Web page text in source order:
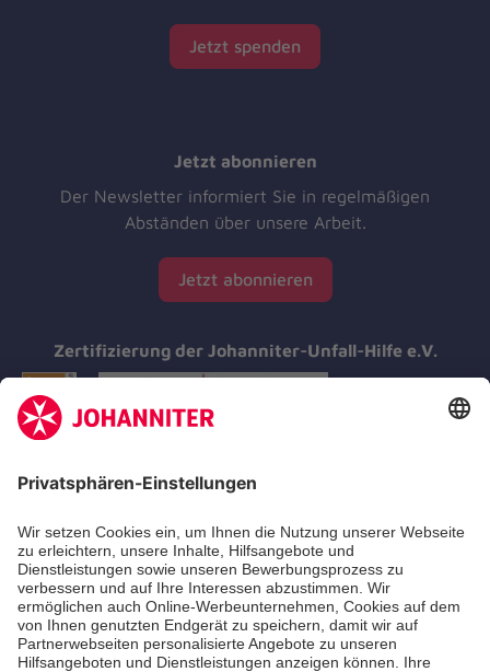
Jetzt spenden
Jetzt abonnieren
Der Newsletter informiert Sie in regelmäßigen
Abständen über unsere Arbeit.
Jetzt abonnieren
Zertifizierung der Johanniter-Unfall-Hilfe e.V.
Aus- & Fortbildung
Erste-Hilfe-Kurse
Jobs & Ehrenamt